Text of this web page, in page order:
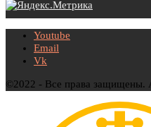
Youtube
Email
Vk
©2022 - Все права защищены.